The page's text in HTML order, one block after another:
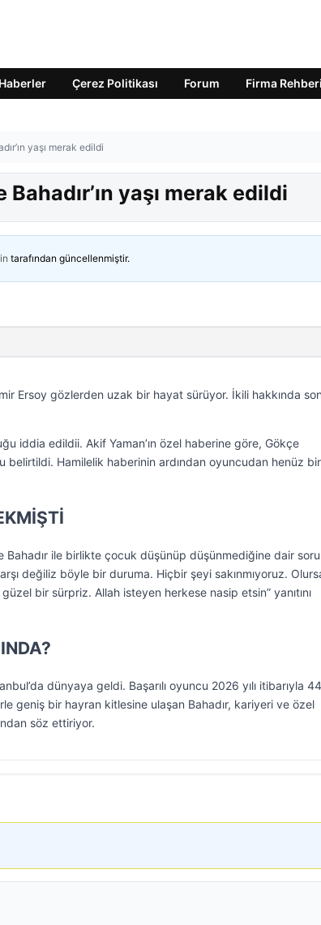
Çerez Politikası Forum Firma Rehberi
yaşı merak edildi
yaşı merak edildi
tarafından güncellenmiştir.
Ersoy gözlerden uzak bir hayat sürüyor. İkili hakkında son
iddia edildii. Akif Yaman’ın özel haberine göre, Gökçe
belirtildi. Hamilelik haberinin ardından oyuncudan henüz bir
Bahadır ile birlikte çocuk düşünüp düşünmediğine dair
değiliz böyle bir duruma. Hiçbir şeyi sakınmıyoruz.
bir sürpriz. Allah isteyen herkese nasip etsin” yanıtını
dünyaya geldi. Başarılı oyuncu 2026 yılı itibarıyla 44
geniş bir hayran kitlesine ulaşan Bahadır, kariyeri ve özel
söz ettiriyor.